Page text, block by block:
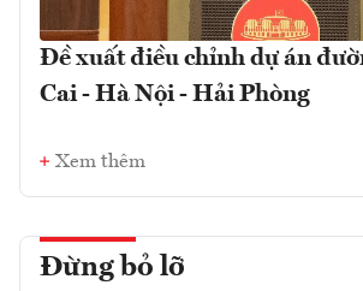
Đề xuất điều chỉnh dự án
Cai - Hà Nội - Hải Phòng
Xem thêm
Đừng bỏ lỡ